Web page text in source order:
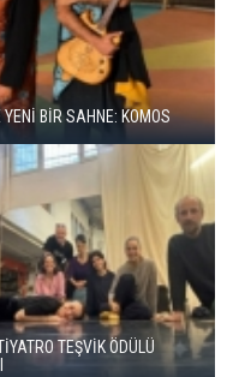
REPERTUVAR
SAHNEYE TAŞIYOR